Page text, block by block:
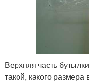
Верхняя часть
такой, какого размера